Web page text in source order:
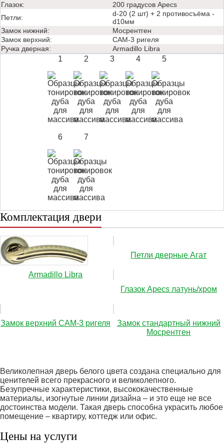
Глазок:
200 градусов Apecs
Петли:
d-20 (2 шт) + 2 противосъёма -
d10мм
Замок нижний:
Мосрентген
Замок верхний:
САМ-3 ригеля
Ручка дверная:
Аrmadillo Libra
1 2 3 4 5
6 7
Комплектация двери
Аrmadillo Libra
Петли дверные Агат
Глазок Apecs латунь/хром
Замок верхний САМ-3 ригеля
Замок стандартный нижний
Мосрентген
Великолепная дверь белого цвета создана специально для
ценителей всего прекрасного и великолепного.
Безупречные характеристики, высококачественные
материалы, изогнутые линии дизайна – и это еще не все
достоинства модели. Такая дверь способна украсить любое
помещение – квартиру, коттедж или офис.
Цены на услуги